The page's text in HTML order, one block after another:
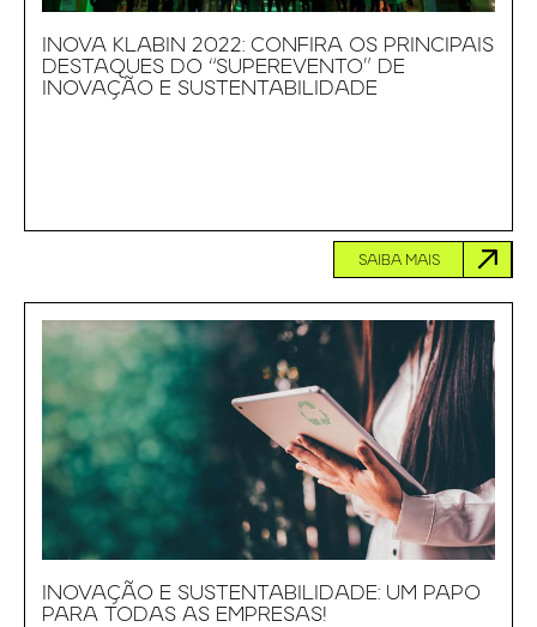
INOVA KLABIN 2022: CONFIRA OS PRINCIPAIS
DESTAQUES DO “SUPEREVENTO” DE
INOVAÇÃO E SUSTENTABILIDADE
SAIBA MAIS
INOVAÇÃO E SUSTENTABILIDADE: UM PAPO
PARA TODAS AS EMPRESAS!